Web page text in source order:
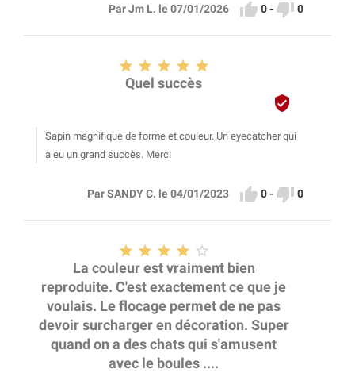
Par Jm L. le 07/01/2026  0-  0
    
Quel succès

Sapin magnifique de forme et couleur. Un eyecatcher qui
a eu un grand succès. Merci
Par SANDY C. le 04/01/2023  0-  0
    
La couleur est vraiment bien
reproduite. C'est exactement ce que je
voulais. Le flocage permet de ne pas
devoir surcharger en décoration. Super
quand on a des chats qui s'amusent
avec le boules ....